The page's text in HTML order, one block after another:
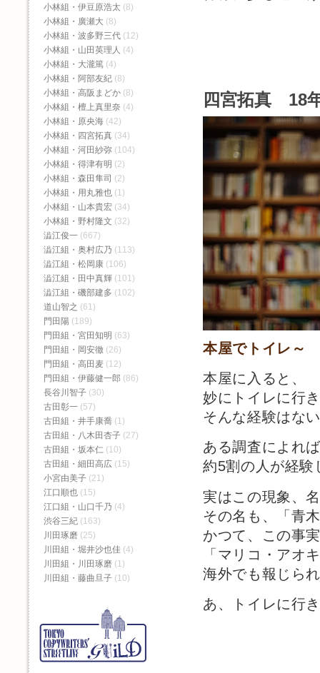
四宮拓真 18
本屋でトイレ～
本屋に入ると、
妙にトイレに行
そんな経験はな
ある調査によれ
約5割の人が経験
実はこの現象、
その名も、「青
かつて、この事
「マリコ・アオ
海外でも報じら
あ、トイレに行
小林組・伊豆原浩太 (8)
小林組・廣瀬大 (8)
小林組・波多野三代 (12)
小林組・山田英理人 (4)
小林組・大瀧篤 (4)
小林組・阿部友紀 (8)
小林組・高阪まどか (8)
小林組・檀上真里奈 (4)
小林組・原央海 (42)
小林組・四宮拓真 (34)
小林組・河田紗弥 (104)
小林組・得津有明 (2)
小林組・森田隼司 (2)
小林組・用丸雅也 (1)
小林組・山本貴宏 (34)
小林組・野村隆文 (32)
澁江俊一 (667)
澁江組・奥村広乃 (113)
澁江組・松岡康 (106)
澁江組・田中真輝 (101)
澁江組・磯部建多 (102)
道山智之 (61)
門田陽 (189)
門田組・宮田知明 (63)
門田組・岡安徹 (26)
門田組・高田麦 (12)
門田組・伊藤健一郎 (86)
長谷川智子 (30)
古田彰一 (57)
古田組・井手康喬 (1)
古田組・八木田杏子 (27)
古田組・坂本仁 (10)
古田組・細田高広 (15)
小宮由美子 (21)
江口順也 (15)
江口組・山口千乃 (4)
渋谷三紀 (163)
川田琢磨 (25)
川田組・堀井沙也佳 (4)
川田組・川田琢磨 (1)
川田組・藤曲旦子 (10)